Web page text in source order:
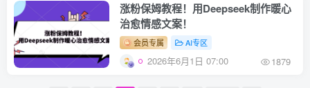
涨粉保姆教程！用Deepseek制作暖心
治愈情感文案！
会员专属 AI专区
2026年6月1日 07:00 1879